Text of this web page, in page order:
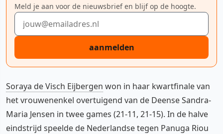
Meld je aan voor de nieuwsbrief en blijf op de hoogte.
E-mailadres
aanmelden
Soraya de Visch Eijbergen won in haar kwartfinale van
het vrouwenenkel overtuigend van de Deense Sandra-
Maria Jensen in twee games (21-11, 21-15). In de halve
eindstrijd speelde de Nederlandse tegen Panuga Riou